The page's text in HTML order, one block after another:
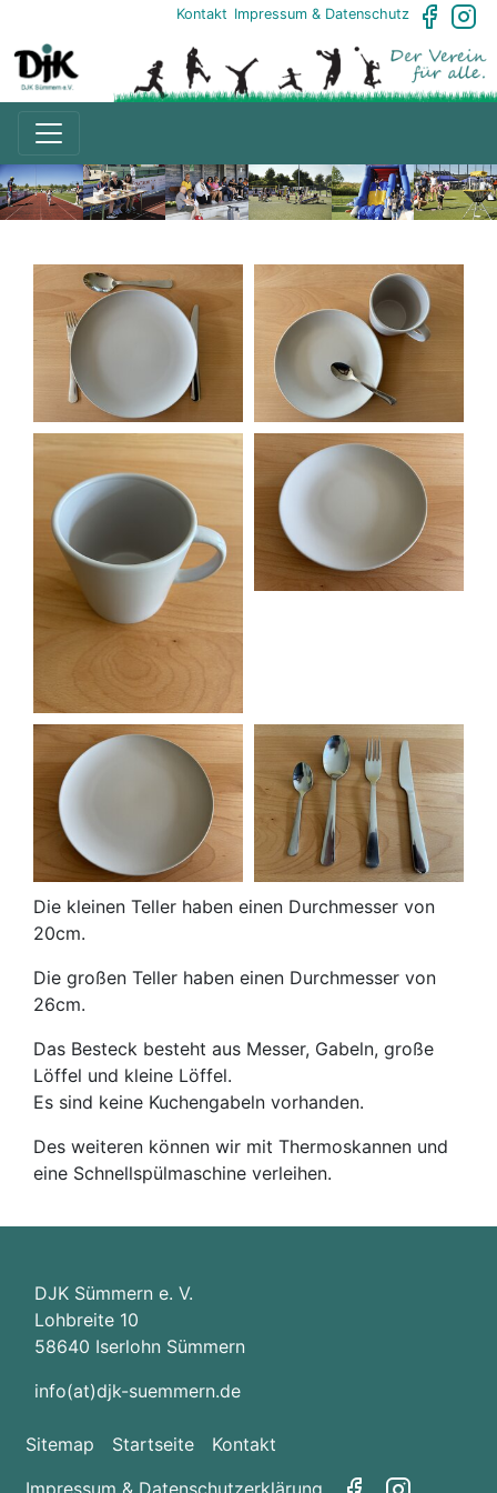
Kontakt Impressum & Datenschutz
Die kleinen Teller haben einen Durchmesser von
20cm.
Die großen Teller haben einen Durchmesser von
26cm.
Das Besteck besteht aus Messer, Gabeln, große
Löffel und kleine Löffel.
Es sind keine Kuchengabeln vorhanden.
Des weiteren können wir mit Thermoskannen und
eine Schnellspülmaschine verleihen.
DJK Sümmern e. V.
Lohbreite 10
58640 Iserlohn Sümmern
info(at)djk-suemmern.de
Sitemap Startseite
Kontakt
Impressum & Datenschutzerklärung